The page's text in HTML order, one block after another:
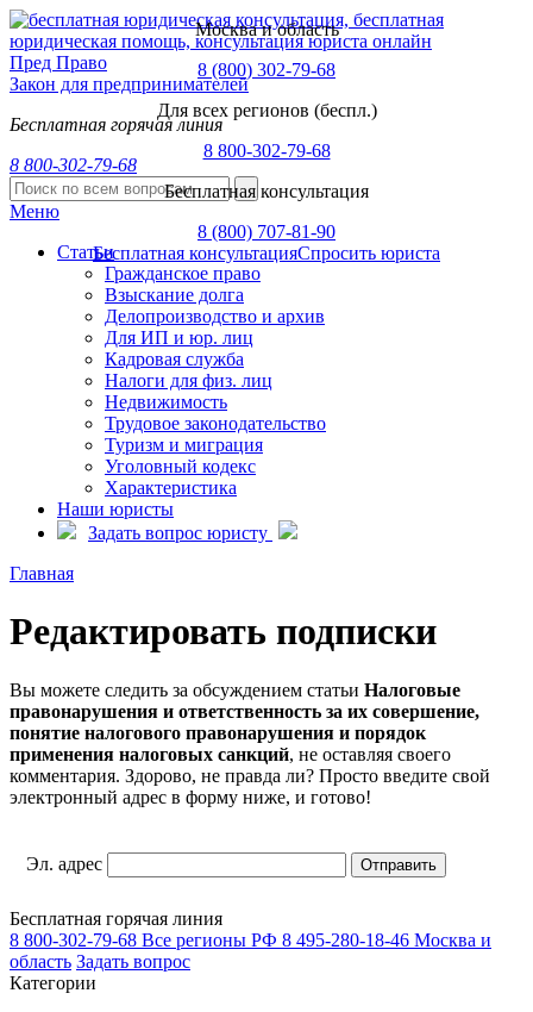
Пред Право
Закон для предпринимателей
Бесплатная горячая линия
8 800-302-79-68
Меню
Статьи
Гражданское право
Взыскание долга
Делопроизводство и архив
Для ИП и юр. лиц
Кадровая служба
Налоги для физ. лиц
Недвижимость
Трудовое законодательство
Туризм и миграция
Уголовный кодекс
Характеристика
Наши юристы
Задать вопрос юристу
Главная
Редактировать подписки
Вы можете следить за обсуждением статьи Налоговые
правонарушения и ответственность за их совершение,
понятие налогового правонарушения и порядок
применения налоговых санкций, не оставляя своего
комментария. Здорово, не правда ли? Просто введите свой
электронный адрес в форму ниже, и готово!
Эл. адрес
Бесплатная горячая линия
8 800-302-79-68 Все регионы РФ 8 495-280-18-46 Москва и
область Задать вопрос
Категории
Москва и область
8 (800) 302-79-68
Для всех регионов (беспл.)
8 800-302-79-68
Бесплатная консультация
8 (800) 707-81-90
Бесплатная консультацияСпросить юриста